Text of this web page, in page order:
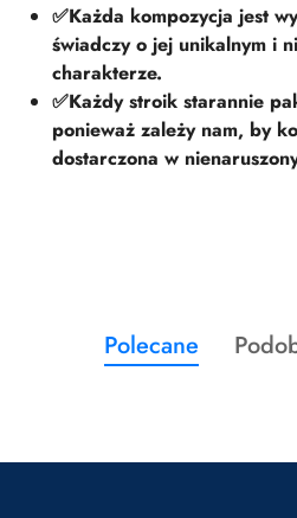
✅Każda kompozycja jest
świadczy o jej unikalnym i
charakterze.
✅Każdy stroik starannie
ponieważ zależy nam, by
dostarczona w
Pomiń karuzelę produktów
Produkty
o
Polecane